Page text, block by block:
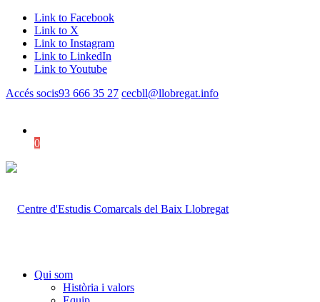
Link to Facebook
Link to X
Link to Instagram
Link to LinkedIn
Link to Youtube
Accés socis93 666 35 27 cecbll@llobregat.info
0
Qui som
Història i valors